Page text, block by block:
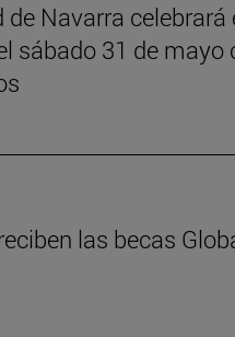
Navarra celebrará
sábado 31 de mayo
las becas